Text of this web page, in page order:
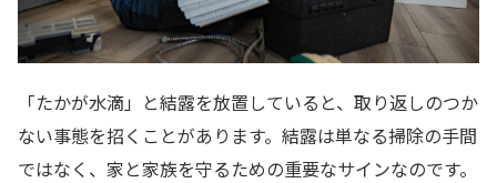
「たかが水滴」と結露を放置していると、取り返しのつか
ない事態を招くことがあります。結露は単なる掃除の手間
ではなく、家と家族を守るための重要なサインなのです。